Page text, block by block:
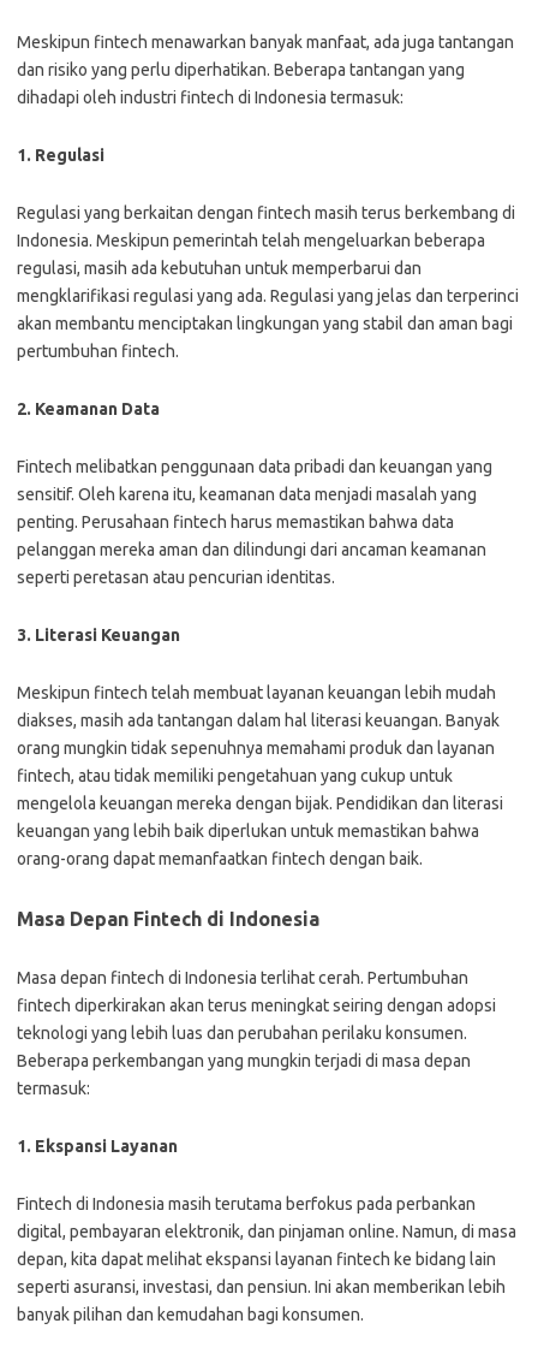
Meskipun fintech menawarkan banyak manfaat, ada juga tantangan
dan risiko yang perlu diperhatikan. Beberapa tantangan yang
dihadapi oleh industri fintech di Indonesia termasuk:
1. Regulasi
Regulasi yang berkaitan dengan fintech masih terus berkembang di
Indonesia. Meskipun pemerintah telah mengeluarkan beberapa
regulasi, masih ada kebutuhan untuk memperbarui dan
mengklarifikasi regulasi yang ada. Regulasi yang jelas dan terperinci
akan membantu menciptakan lingkungan yang stabil dan aman bagi
pertumbuhan fintech.
2. Keamanan Data
Fintech melibatkan penggunaan data pribadi dan keuangan yang
sensitif. Oleh karena itu, keamanan data menjadi masalah yang
penting. Perusahaan fintech harus memastikan bahwa data
pelanggan mereka aman dan dilindungi dari ancaman keamanan
seperti peretasan atau pencurian identitas.
3. Literasi Keuangan
Meskipun fintech telah membuat layanan keuangan lebih mudah
diakses, masih ada tantangan dalam hal literasi keuangan. Banyak
orang mungkin tidak sepenuhnya memahami produk dan layanan
fintech, atau tidak memiliki pengetahuan yang cukup untuk
mengelola keuangan mereka dengan bijak. Pendidikan dan literasi
keuangan yang lebih baik diperlukan untuk memastikan bahwa
orang-orang dapat memanfaatkan fintech dengan baik.
Masa Depan Fintech di Indonesia
Masa depan fintech di Indonesia terlihat cerah. Pertumbuhan
fintech diperkirakan akan terus meningkat seiring dengan adopsi
teknologi yang lebih luas dan perubahan perilaku konsumen.
Beberapa perkembangan yang mungkin terjadi di masa depan
termasuk:
1. Ekspansi Layanan
Fintech di Indonesia masih terutama berfokus pada perbankan
digital, pembayaran elektronik, dan pinjaman online. Namun, di masa
depan, kita dapat melihat ekspansi layanan fintech ke bidang lain
seperti asuransi, investasi, dan pensiun. Ini akan memberikan lebih
banyak pilihan dan kemudahan bagi konsumen.